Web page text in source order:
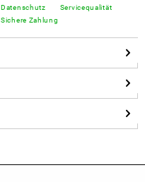
Datenschutz
Sichere Zahlung
Servicequalität